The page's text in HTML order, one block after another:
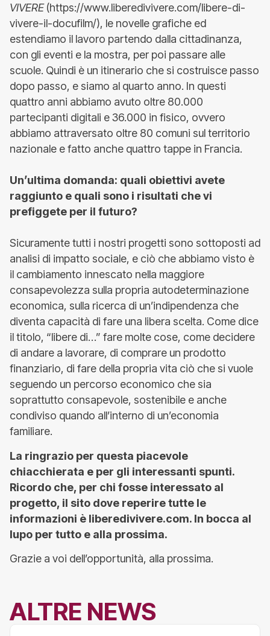
VIVERE(https://www.liberedivivere.com/libere-di-
vivere-il-docufilm/), le novelle grafiche ed
estendiamo il lavoro partendo dalla cittadinanza,
con gli eventi e la mostra, per poi passare alle
scuole. Quindi è un itinerario che si costruisce passo
dopo passo, e siamo al quarto anno. In questi
quattro anni abbiamo avuto oltre 80.000
partecipanti digitali e 36.000 in fisico, ovvero
abbiamo attraversato oltre 80 comuni sul territorio
nazionale e fatto anche quattro tappe in Francia.
Un’ultima domanda: quali obiettivi avete
raggiunto e quali sono i risultati che vi
prefiggete per il futuro?
Sicuramente tutti i nostri progetti sono sottoposti ad
analisi di impatto sociale, e ciò che abbiamo visto è
il cambiamento innescato nella maggiore
consapevolezza sulla propria autodeterminazione
economica, sulla ricerca di un’indipendenza che
diventa capacità di fare una libera scelta. Come dice
il titolo, “libere di…” fare molte cose, come decidere
di andare a lavorare, di comprare un prodotto
finanziario, di fare della propria vita ciò che si vuole
seguendo un percorso economico che sia
soprattutto consapevole, sostenibile e anche
condiviso quando all’interno di un’economia
familiare.
La ringrazio per questa piacevole
chiacchierata e per gli interessanti spunti.
Ricordo che, per chi fosse interessato al
progetto, il sito dove reperire tutte le
informazioni è liberedivivere.com. In bocca al
lupo per tutto e alla prossima.
Grazie a voi dell’opportunità, alla prossima.
ALTRE NEWS